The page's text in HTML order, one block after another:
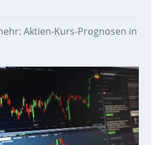
Aktien-Kurs-Prognosen in